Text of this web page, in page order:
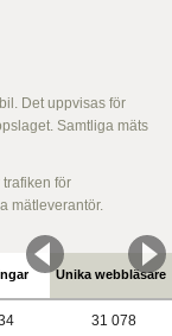
Det uppvisas för
Samtliga mäts
trafiken för
mätleverantör.
Unika webbläsare
31 078